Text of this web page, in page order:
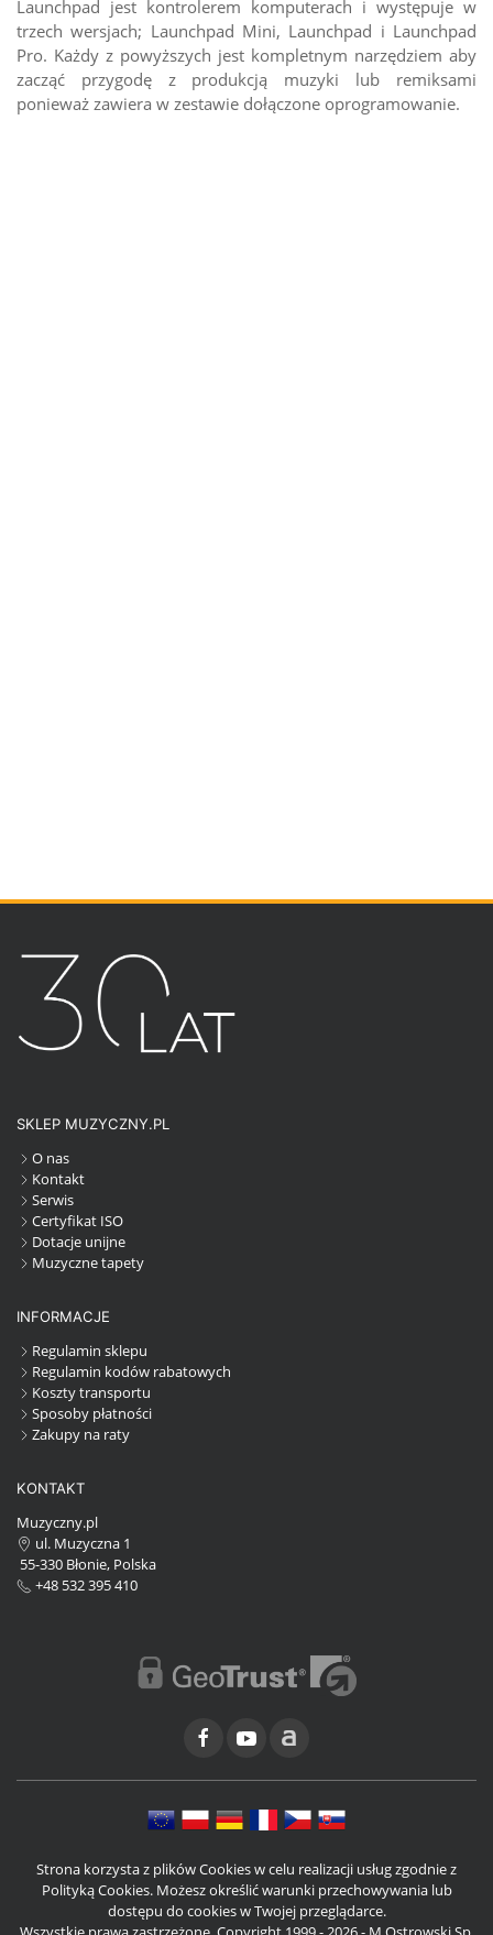
Launchpad jest kontrolerem komputerach i występuje w
trzech wersjach; Launchpad Mini, Launchpad i Launchpad
Pro. Każdy z powyższych jest kompletnym narzędziem aby
zacząć przygodę z produkcją muzyki lub remiksami
ponieważ zawiera w zestawie dołączone oprogramowanie.
SKLEP MUZYCZNY.PL
O nas
Kontakt
Serwis
Certyfikat ISO
Dotacje unijne
Muzyczne tapety
INFORMACJE
Regulamin sklepu
Regulamin kodów rabatowych
Koszty transportu
Sposoby płatności
Zakupy na raty
KONTAKT
Muzyczny.pl
ul. Muzyczna 1
55-330 Błonie, Polska
+48 532 395 410
Strona korzysta z plików Cookies w celu realizacji usług zgodnie z
Polityką Cookies. Możesz określić warunki przechowywania lub
dostępu do cookies w Twojej przeglądarce.